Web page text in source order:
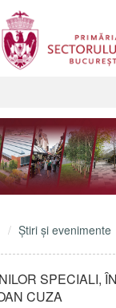
Ştiri şi evenimente
SPECIALI,
CUZA